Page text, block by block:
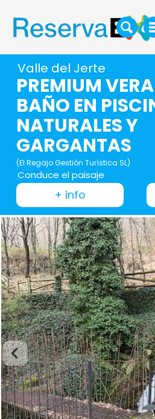
Valle del Jerte
PREMIUM
BAÑO EN
NATURALES Y
GARGANTAS
(El Regajo Gestión Turística SL)
Conduce el paisaje
+ info